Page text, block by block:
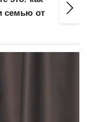
семью от